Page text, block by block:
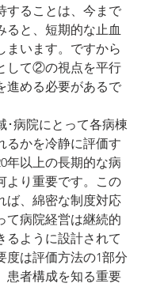
することは、今まで
ると、短期的な止血
まいます。ですから
して②の視点を平行
進める必要があるで
病院にとって各病棟
るかを冷静に評価す
年以上の長期的な病
より重要です。この
ば、綿密な制度対応
て病院経営は継続的
るように設計されて
度は評価方法の1部分
患者構成を知る重要